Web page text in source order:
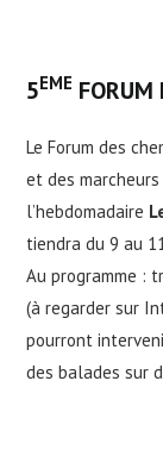
5EME FORUM
Le Forum des
et des
l’hebdomadaire
tiendra du 9 au
Au programme :
(à regarder sur
pourront
des balades sur